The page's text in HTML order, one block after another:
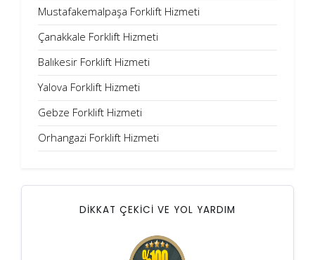
Mustafakemalpaşa Forklift Hizmeti
Çanakkale Forklift Hizmeti
Balıkesir Forklift Hizmeti
Yalova Forklift Hizmeti
Gebze Forklift Hizmeti
Orhangazi Forklift Hizmeti
DİKKAT ÇEKİCİ VE YOL YARDIM